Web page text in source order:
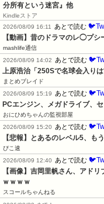
分所有という迷宮』他
Kindleストア
2026/08/09 16:11
あとで読む
【動画】昔のドラマのレ◯プ
mashlife通信
2026/08/09 14:02
あとで読む
上原浩治「250Sで名球会入り
まとめブレイド
2026/08/09 15:19
あとで読む
PCエンジン、メガドライブ、
おにひめちゃんの監視部屋
2026/08/09 15:20
あとで読む
【悲報】とあるのレベル5、も
ぴこ速
2026/08/09 12:40
あとで読む
【画像】吉岡里帆さん、アド
ｗｗｗｗ
スコールちゃんねる